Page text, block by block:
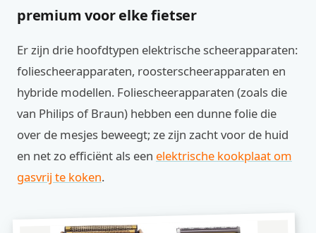
premium voor elke fietser
Er zijn drie hoofdtypen elektrische scheerapparaten:
foliescheerapparaten, roosterscheerapparaten en
hybride modellen. Foliescheerapparaten (zoals die
van Philips of Braun) hebben een dunne folie die
over de mesjes beweegt; ze zijn zacht voor de huid
en net zo efficiënt als een elektrische kookplaat om
gasvrij te koken.